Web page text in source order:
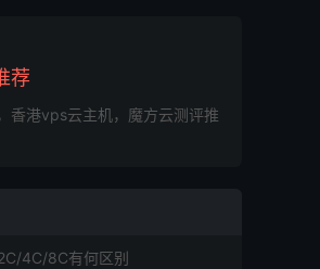
荐
香港vps云主机，魔方云测评推
4C/8C有何区别